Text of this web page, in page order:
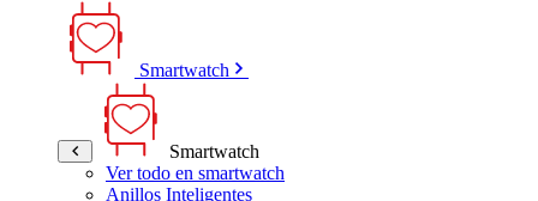
Smartwatch
Smartwatch
Ver todo en smartwatch
Anillos Inteligentes